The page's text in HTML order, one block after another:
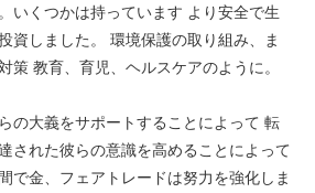
いくつかは持っています より安全で生
資しました。 環境保護の取り組み、ま
策 教育、育児、ヘルスケアのように。
の大義をサポートすることによって 転
された彼らの意識を高めることによって
で金、フェアトレードは努力を強化しま